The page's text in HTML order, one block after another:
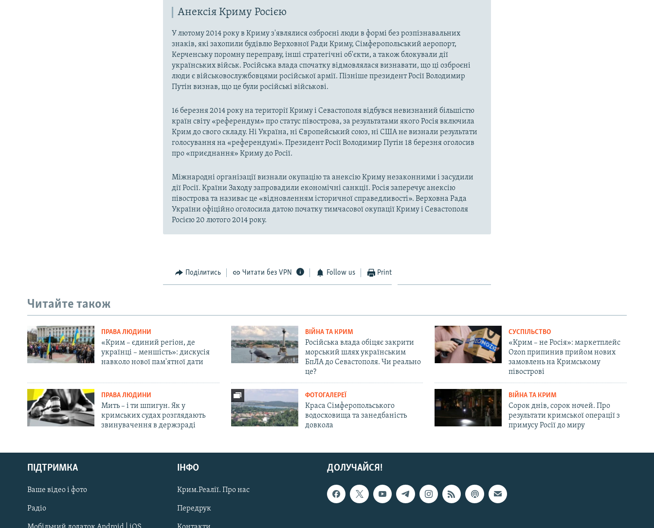
Русский
Qırımtatar
ДОЛУЧАЙСЯ!
Анексія Криму Росією
У лютому 2014 року в Криму з'являлися озброєні люди в формі без розпізнавальних
знаків, які захопили будівлю Верховної Ради Криму, Сімферопольський аеропорт,
Керченську поромну переправу, інші стратегічні об'єкти, а також блокували дії
українських військ. Російська влада спочатку відмовлялася визнавати, що ці озброєні
люди є військовослужбовцями російської армії. Пізніше президент Росії Володимир
Путін визнав, що це були російські військові.
16 березня 2014 року на території Криму і Севастополя відбувся невизнаний більшістю
країн світу «референдум» про статус півострова, за результатами якого Росія включила
Крим до свого складу. Ні Україна, ні Європейський союз, ні США не визнали результати
голосування на «референдумі». Президент Росії Володимир Путін 18 березня оголосив
про «приєднання» Криму до Росії.
Міжнародні організації визнали окупацію та анексію Криму незаконними і засудили
дії Росії. Країни Заходу запровадили економічні санкції. Росія заперечує анексію
півострова та називає це «відновленням історичної справедливості». Верховна Рада
України офіційно оголосила датою початку тимчасової окупації Криму і Севастополя
Росією 20 лютого 2014 року.
Поділитись Читати без VPN Follow us Print
Читайте також
ПРАВА ЛЮДИНИ
«Крим – єдиний регіон, де
українці – меншість»: дискусія
навколо нової пам'ятної дати
ВІЙНА ТА КРИМ
Російська влада обіцяє закрити
морський шлях українським
БпЛА до Севастополя. Чи реально
це?
СУСПІЛЬСТВО
«Крим – не Росія»: маркетплейс
Ozon припинив прийом нових
замовлень на Кримському
півострові
ПРАВА ЛЮДИНИ
Мить – і ти шпигун. Як у
кримських судах розглядають
звинувачення в держзраді
ФОТОГАЛЕРЕЇ
Краса Сімферопольського
водосховища та занедбаність
довкола
ВІЙНА ТА КРИМ
Сорок днів, сорок ночей. Про
результати кримської операції з
примусу Росії до миру
ДОЛУЧАЙСЯ!
ПІДТРИМКА
Ваше відео і фото
Радіо
ІНФО
Крим.Реалії. Про нас
Передрук